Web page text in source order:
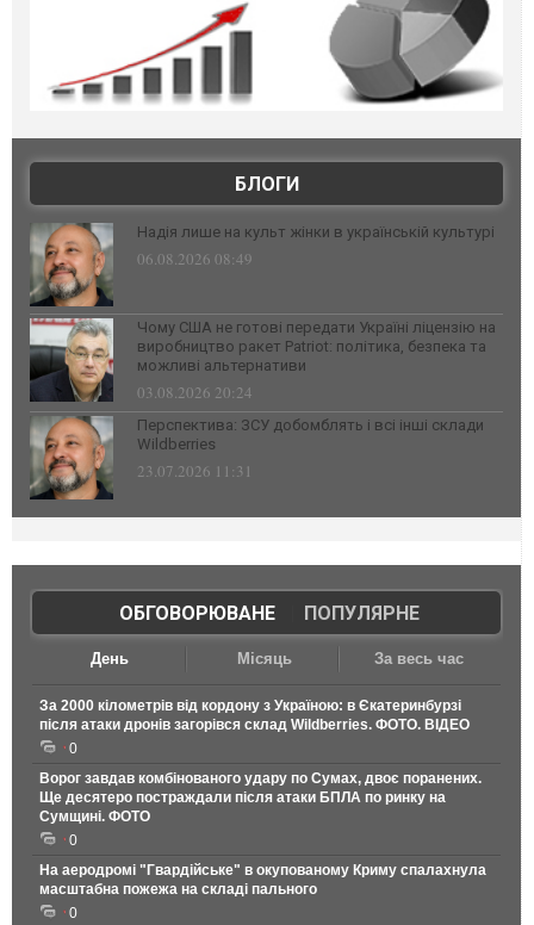
БЛОГИ
Надія лише на культ жінки в українській культурі
06.08.2026 08:49
Чому США не готові передати Україні ліцензію на
виробництво ракет Patriot: політика, безпека та
можливі альтернативи
03.08.2026 20:24
Перспектива: ЗСУ добомблять і всі інші склади
Wildberries
23.07.2026 11:31
ОБГОВОРЮВАНЕ| ПОПУЛЯРНЕ
День Місяць За весь час
За 2000 кілометрів від кордону з Україною: в Єкатеринбурзі
після атаки дронів загорівся склад Wildberries. ФОТО. ВІДЕО
0
Ворог завдав комбінованого удару по Сумах, двоє поранених.
Ще десятеро постраждали після атаки БПЛА по ринку на
Сумщині. ФОТО
0
На аеродромі "Гвардійське" в окупованому Криму спалахнула
масштабна пожежа на складі пального
0